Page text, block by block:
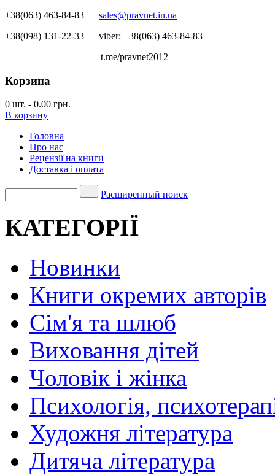
+38(063) 463-84-83 sales@pravnet.in.ua
+38(098) 131-22-33 viber: +38(063) 463-84-83
t.me/pravnet2012
Корзина
0 шт. - 0.00 грн.
В корзину
Головна
Про нас
Рецензії на книги
Доставка і оплата
Расширенный поиск
КАТЕГОРІЇ
Новинки
Книги окремих авторів
Сім'я та шлюб
Виховання дітей
Чоловік і жінка
Психологія,
Художня література
Дитяча література